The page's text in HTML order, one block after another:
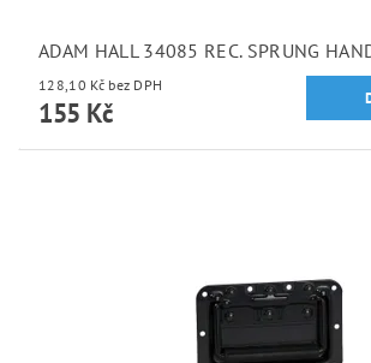
ADAM HALL 34085 REC. SPRUNG
128,10 Kč bez DPH
155 Kč